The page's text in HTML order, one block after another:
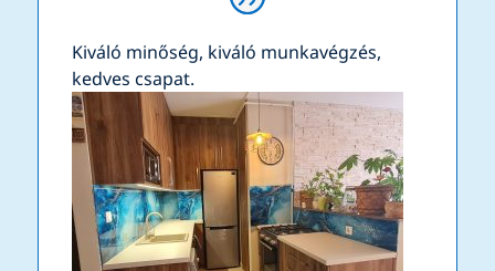
Kiváló minőség, kiváló munkavégzés,
kedves csapat.